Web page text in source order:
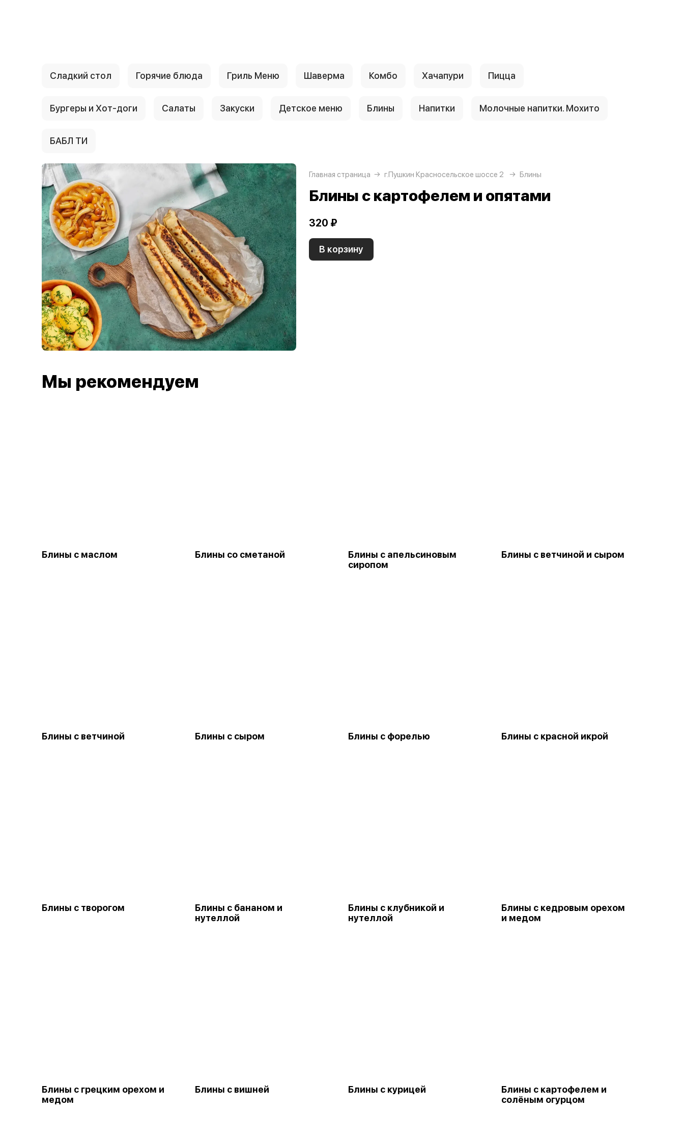
Сладкий стол Горячие блюда Гриль Меню Шаверма Комбо Хачапури Пицца
Бургеры и Хот-доги Салаты Закуски Детское меню Блины Напитки Молочные напитки. Мохито
БАБЛ ТИ
Главная страница г.Пушкин Красносельское шоссе 2 Блины
Блины с картофелем и опятами
320 ₽
В корзину
Мы рекомендуем
Блины с маслом Блины со сметаной
Блины с апельсиновым
сиропом
Блины с ветчиной и сыром
Блины с ветчиной Блины с сыром Блины с форелью Блины с красной икрой
Блины с творогом
Блины с бананом и
нутеллой
Блины с клубникой и
нутеллой
Блины с кедровым орехом
и медом
Блины с грецким орехом и
медом
Блины с вишней Блины с курицей
Блины с картофелем и
солёным огурцом